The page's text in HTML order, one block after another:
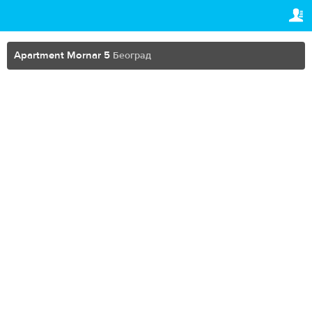
Apartment Mornar 5 Београд
Channel manager